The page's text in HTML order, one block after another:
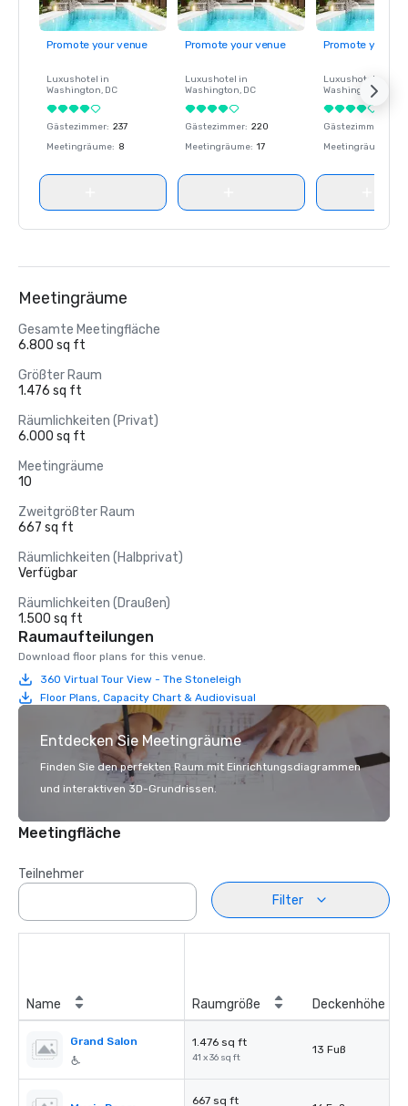
Promote your venue
Luxushotel in
Washington, DC
Gästezimmer: 237
Meetingräume: 8
Promote your venue
Luxushotel in
Washington, DC
Gästezimmer: 220
Meetingräume: 17
Promote your
Luxushotel in
Washington
Gästezimmer
Meetingräume
Meetingräume
Gesamte Meetingfläche
6.800 sq ft
Größter Raum
1.476 sq ft
Räumlichkeiten (Privat)
6.000 sq ft
Meetingräume
10
Zweitgrößter Raum
667 sq ft
Räumlichkeiten (Halbprivat)
Verfügbar
Räumlichkeiten (Draußen)
1.500 sq ft
Raumaufteilungen
Download floor plans for this venue.
360 Virtual Tour View - The Stoneleigh
Floor Plans, Capacity Chart & Audiovisual
Entdecken Sie Meetingräume
Finden Sie den perfekten Raum mit Einrichtungsdiagrammen
und interaktiven 3D-Grundrissen.
Meetingfläche
Teilnehmer
Filter
Name Raumgröße Deckenhöhe
Grand Salon 1.476 sq ft
41 x 36 sq ft
13 Fuß
667 sq ft